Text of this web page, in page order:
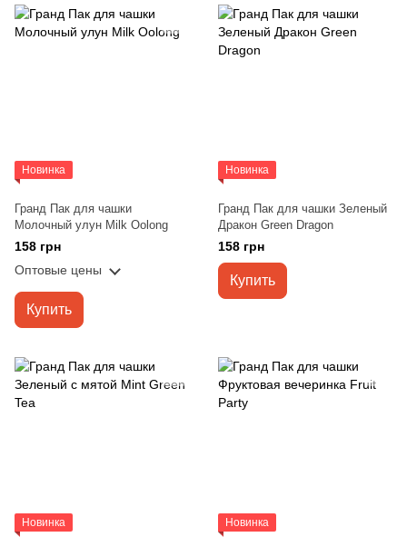
Новинка
Гранд Пак для чашки
Молочный улун Milk Oolong
158 грн
Оптовые цены
Купить
Новинка
Гранд Пак для чашки Зеленый
Дракон Green Dragon
158 грн
Купить
Новинка Новинка